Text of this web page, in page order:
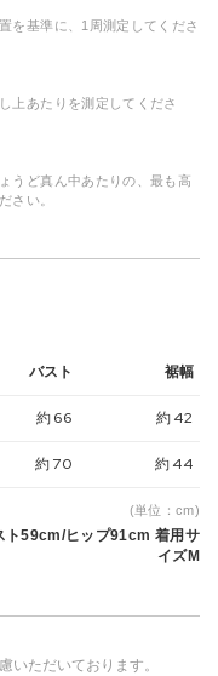
を基準に、1周測定してくださ
上あたりを測定してくださ
うど真ん中あたりの、最も高
さい。
バスト 裾幅
約66 約42
約70 約44
(単位：cm)
59cm/ヒップ91cm 着用サ
イズM
いただいております。